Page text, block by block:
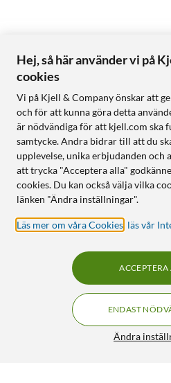
Hej, så här använder vi på
cookies
Vi på Kjell & Company önskar att
och för att kunna göra detta
är nödvändiga för att kjell.com ska
samtycke. Andra bidrar till att du
upplevelse, unika erbjudanden och
att trycka "Acceptera alla"
cookies. Du kan också välja vilka
länken "Ändra inställningar".
Läs mer om våra Cookies läs vår
Ändra
ENDAST
ACCEPTERA